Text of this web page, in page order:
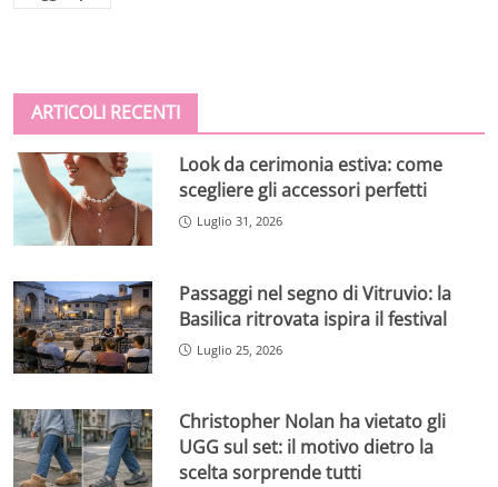
ARTICOLI RECENTI
Look da cerimonia estiva: come
scegliere gli accessori perfetti
Luglio 31, 2026
Passaggi nel segno di Vitruvio: la
Basilica ritrovata ispira il festival
Luglio 25, 2026
Christopher Nolan ha vietato gli
UGG sul set: il motivo dietro la
scelta sorprende tutti